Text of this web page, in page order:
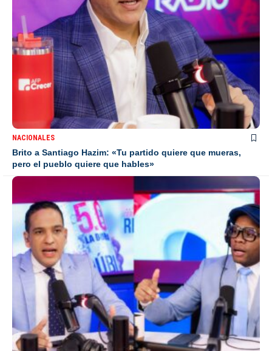
NACIONALES
Brito a Santiago Hazim: «Tu partido quiere que mueras,
pero el pueblo quiere que hables»